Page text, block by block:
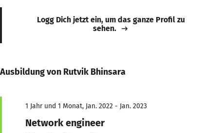
Logg Dich jetzt ein, um das ganze Profil zu
sehen.
Ausbildung von Rutvik Bhinsara
1 Jahr und 1 Monat, Jan. 2022 - Jan. 2023
Network engineer